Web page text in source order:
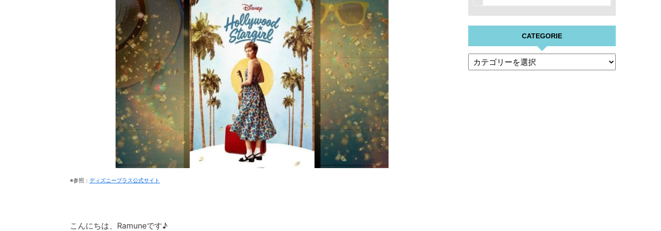
※参照： ディズニープラス公式サイト
こんにちは、Ramuneです♪
CATEGORIE